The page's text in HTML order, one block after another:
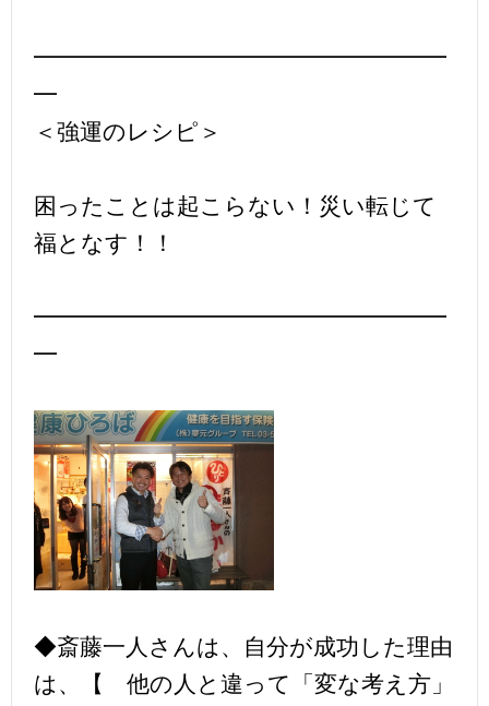
━━━━━━━━━━━━━━━━━━
━
＜強運のレシピ＞
困ったことは起こらない！災い転じて
福となす！！
━━━━━━━━━━━━━━━━━━
━
◆斎藤一人さんは、自分が成功した理由
は、【 他の人と違って「変な考え方」